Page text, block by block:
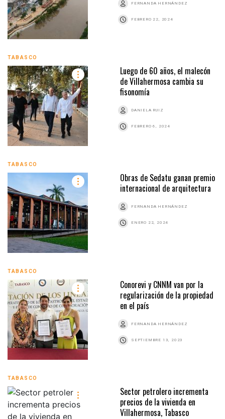
FERNANDA HERNÁNDEZ
FEBRERO 22, 2024
TABASCO
Luego de 60 años, el malecón
de Villahermosa cambia su
fisonomía
DANIELA RUIZ
FEBRERO 6, 2024
TABASCO
Obras de Sedatu ganan premio
internacional de arquitectura
FERNANDA HERNÁNDEZ
ENERO 22, 2024
TABASCO
Conorevi y CNNM van por la
regularización de la propiedad
en el país
FERNANDA HERNÁNDEZ
SEPTIEMBRE 13, 2023
TABASCO
Sector petrolero incrementa
precios de la vivienda en
Villahermosa, Tabasco